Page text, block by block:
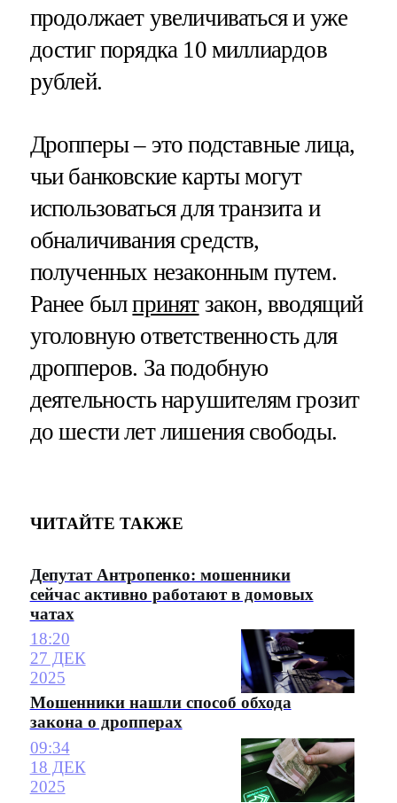
продолжает увеличиваться и уже
достиг порядка 10 миллиардов
рублей.
Дропперы – это подставные лица,
чьи банковские карты могут
использоваться для транзита и
обналичивания средств,
полученных незаконным путем.
Ранее былпринятзакон, вводящий
уголовную ответственность для
дропперов. За подобную
деятельность нарушителям грозит
до шести лет лишения свободы.
ЧИТАЙТЕ ТАКЖЕ
Депутат Антропенко: мошенники
сейчас активно работают в домовых
чатах
18:20
27 ДЕК
2025
Мошенники нашли способ обхода
закона о дропперах
09:34
18 ДЕК
2025